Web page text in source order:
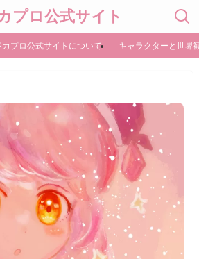
プロ公式サイト
カプロ公式サイトについて キャラクターと世界